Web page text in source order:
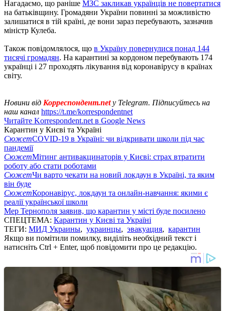
Нагадаємо, що раніше МЗС закликав українців не повертатися
на батьківщину. Громадяни України повинні за можливістю
залишатися в тій країні, де вони зараз перебувають, зазначив
міністр Кулеба.
Також повідомлялося, що в Україну повернулися понад 144
тисячі громадян. На карантині за кордоном перебувають 174
українці і 27 проходять лікування від коронавірусу в країнах
світу.
Новини від Корреспондент.net у Telegram. Підписуйтесь на
наш канал https://t.me/korrespondentnet
Читайте Korrespondent.net в Google News
Карантин у Києві та Україні
СюжетCOVID-19 в Україні: чи відкривати школи під час
пандемії
СюжетМітинг антивакцинаторів у Києві: страх втратити
роботу або стати роботами
СюжетЧи варто чекати на новий локдаун в Україні, та яким
він буде
СюжетКоронавірус, локдаун та онлайн-навчання: якими є
реалії української школи
Мер Тернополя заявив, що карантин у місті буде посилено
СПЕЦТЕМА: Карантин у Києві та Україні
ТЕГИ: МИД Украины, украинцы, эвакуация, карантин
Якщо ви помітили помилку, виділіть необхідний текст і
натисніть Ctrl + Enter, щоб повідомити про це редакцію.